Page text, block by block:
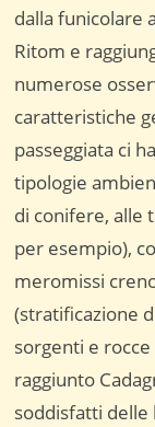
dalla funicolare
Ritom e
numerose
caratteristiche
passeggiata ci
tipologie
di conifere, alle
per esempio),
meromissi
(stratificazione
sorgenti e
raggiunto
soddisfatti delle